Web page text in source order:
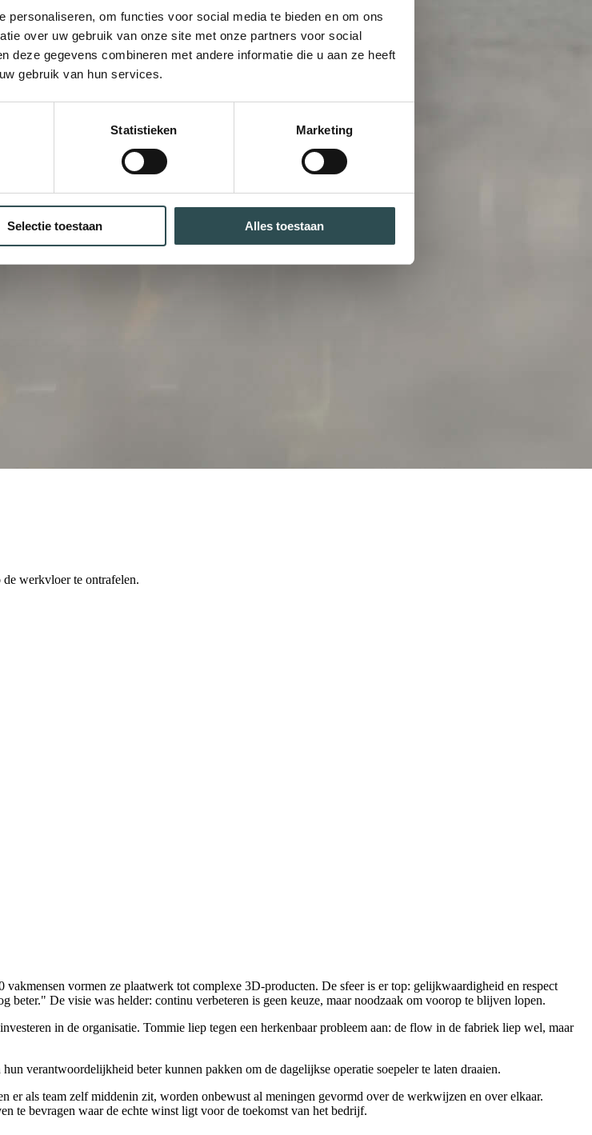
personaliseren, om functies voor social media te bieden en om ons
over uw gebruik van onze site met onze partners voor social
deze gegevens combineren met andere informatie die u aan ze heeft
gebruik van hun services.
Statistieken Marketing
Selectie toestaan Alles toestaan
werkvloer te ontrafelen.
vormen ze plaatwerk tot complexe 3D-producten. De sfeer is er top: gelijkwaardigheid en respect
beter." De visie was helder: continu verbeteren is geen keuze, maar noodzaak om voorop te blijven lopen.
in de organisatie. Tommie liep tegen een herkenbaar probleem aan: de flow in de fabriek liep wel, maar
verantwoordelijkheid beter kunnen pakken om de dagelijkse operatie soepeler te laten draaien.
er als team zelf middenin zit, worden onbewust al meningen gevormd over de werkwijzen en over elkaar.
te bevragen waar de echte winst ligt voor de toekomst van het bedrijf.